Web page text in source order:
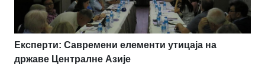
Експерти: Савремени елементи утицаја на
државе Централне Азије